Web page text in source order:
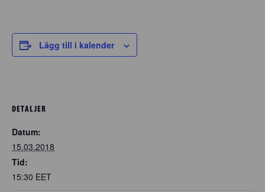
Lägg till i kalender
DETALJER
Datum:
15.03.2018
Tid:
15:30 EET